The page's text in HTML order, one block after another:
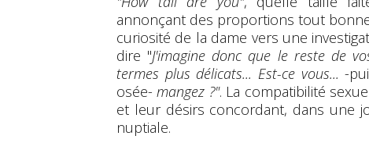
annonçant des proportions tout
curiosité de la dame vers une
dire "J'imagine donc que le reste de
termes plus délicats... Est-ce vous... -
osée-mangez ?". La compatibilité
et leur désirs concordant, dans une
nuptiale.